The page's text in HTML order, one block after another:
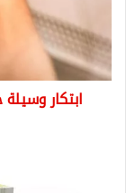
...
تعرف
على
التفاصيلابتكار